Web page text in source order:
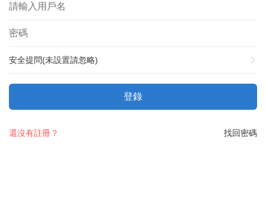
安全提問(未設置請忽略)
登錄
找回密碼
還沒有註冊？